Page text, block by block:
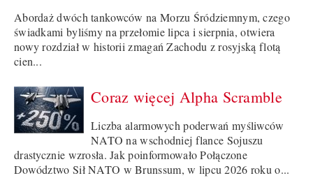
Abordaż dwóch tankowców na Morzu Śródziemnym, czego
świadkami byliśmy na przełomie lipca i sierpnia, otwiera
nowy rozdział w historii zmagań Zachodu z rosyjską flotą
cien...
Coraz więcej Alpha Scramble
Liczba alarmowych poderwań myśliwców
NATO na wschodniej flance Sojuszu
drastycznie wzrosła. Jak poinformowało Połączone
Dowództwo Sił NATO w Brunssum, w lipcu 2026 roku o...